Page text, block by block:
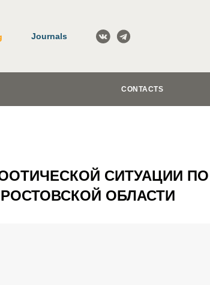
Journals
CONTACTS
СИТУАЦИИ
ОБЛАСТИ